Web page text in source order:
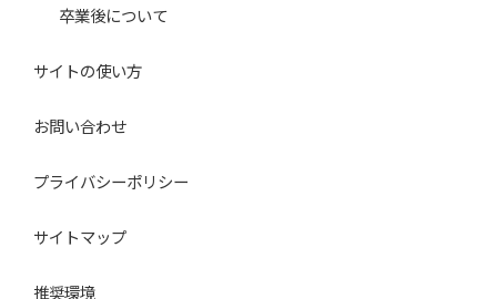
卒業後について
サイトの使い方
お問い合わせ
プライバシーポリシー
サイトマップ
推奨環境